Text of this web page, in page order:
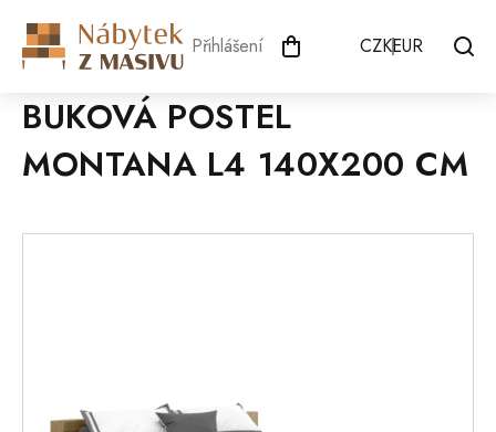
obsah
Přihlášení CZKEUR
BUKOVÁ POSTEL
MONTANA L4 140X200 CM